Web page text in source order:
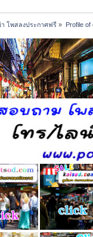
โพสลงประกาศฟรี » Profile of